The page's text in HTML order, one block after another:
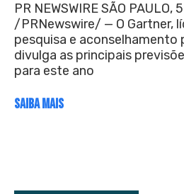
PR NEWSWIRE SÃO
/PRNewswire/ — O Gartner,
pesquisa e aconselhamento
divulga as principais
para este ano
SAIBA MAIS